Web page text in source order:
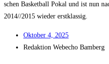
schen Bas­ket­ball Pokal und ist nun
2014/​/​2015 wie­der erstklassig.
Okto­ber 4, 2025
Redak­ti­on Web­echo Bamberg